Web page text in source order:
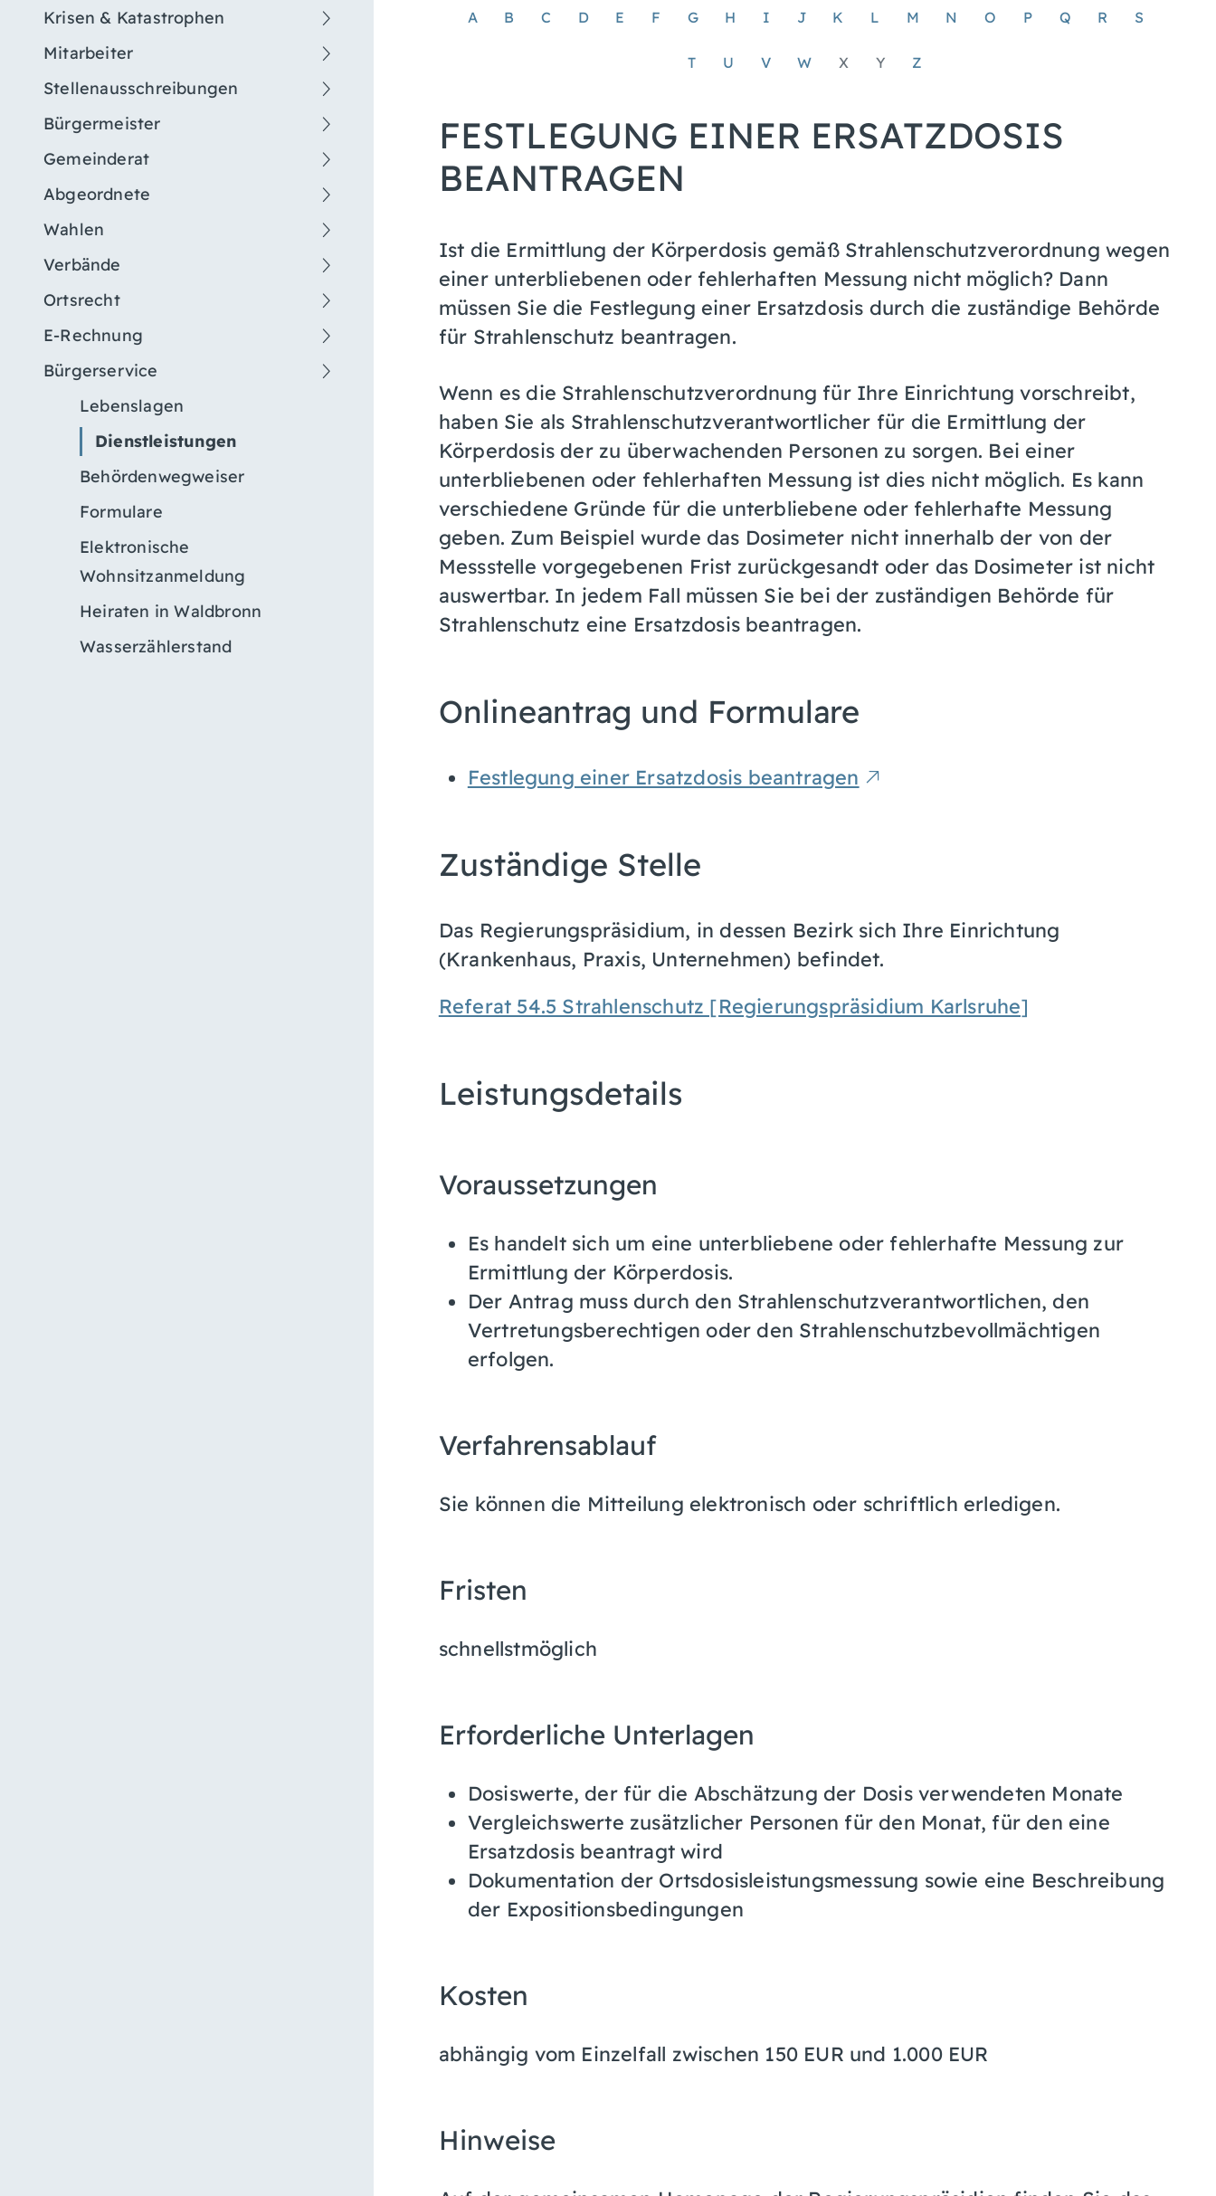
Krisen & Katastrophen
Mitarbeiter
Stellenausschreibungen
Bürgermeister
Gemeinderat
Abgeordnete
Wahlen
Verbände
Ortsrecht
E-Rechnung
Bürgerservice
Lebenslagen
Dienstleistungen
Behördenwegweiser
Formulare
Elektronische
Wohnsitzanmeldung
Heiraten in Waldbronn
Wasserzählerstand
A B C D E F G H I J K L M N O P Q R S
T U V W X Y Z
FESTLEGUNG EINER ERSATZDOSIS
BEANTRAGEN
Ist die Ermittlung der Körperdosis gemäß Strahlenschutzverordnung wegen
einer unterbliebenen oder fehlerhaften Messung nicht möglich? Dann
müssen Sie die Festlegung einer Ersatzdosis durch die zuständige Behörde
für Strahlenschutz beantragen.
Wenn es die Strahlenschutzverordnung für Ihre Einrichtung vorschreibt,
haben Sie als Strahlenschutzverantwortlicher für die Ermittlung der
Körperdosis der zu überwachenden Personen zu sorgen. Bei einer
unterbliebenen oder fehlerhaften Messung ist dies nicht möglich. Es kann
verschiedene Gründe für die unterbliebene oder fehlerhafte Messung
geben. Zum Beispiel wurde das Dosimeter nicht innerhalb der von der
Messstelle vorgegebenen Frist zurückgesandt oder das Dosimeter ist nicht
auswertbar. In jedem Fall müssen Sie bei der zuständigen Behörde für
Strahlenschutz eine Ersatzdosis beantragen.
Onlineantrag und Formulare
Festlegung einer Ersatzdosis beantragen
Zuständige Stelle
Das Regierungspräsidium, in dessen Bezirk sich Ihre Einrichtung
(Krankenhaus, Praxis, Unternehmen) befindet.
Referat 54.5 Strahlenschutz [Regierungspräsidium Karlsruhe]
Leistungsdetails
Voraussetzungen
Es handelt sich um eine unterbliebene oder fehlerhafte Messung zur
Ermittlung der Körperdosis.
Der Antrag muss durch den Strahlenschutzverantwortlichen, den
Vertretungsberechtigen oder den Strahlenschutzbevollmächtigen
erfolgen.
Verfahrensablauf
Sie können die Mitteilung elektronisch oder schriftlich erledigen.
Fristen
schnellstmöglich
Erforderliche Unterlagen
Dosiswerte, der für die Abschätzung der Dosis verwendeten Monate
Vergleichswerte zusätzlicher Personen für den Monat, für den eine
Ersatzdosis beantragt wird
Dokumentation der Ortsdosisleistungsmessung sowie eine Beschreibung
der Expositionsbedingungen
Kosten
abhängig vom Einzelfall zwischen 150 EUR und 1.000 EUR
Hinweise